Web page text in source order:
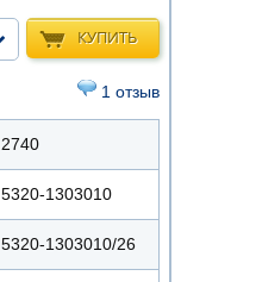
КУПИТЬ
1 отзыв
2740
5320-1303010
5320-1303010/26